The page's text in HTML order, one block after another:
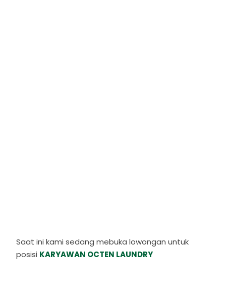
Saat ini kami sedang mebuka lowongan untuk
posisi KARYAWAN OCTEN LAUNDRY